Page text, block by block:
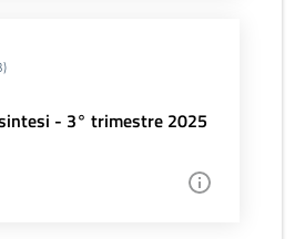
- 3° trimestre 2025